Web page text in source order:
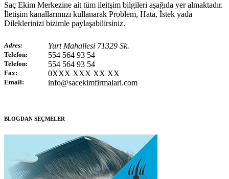
Saç Ekim Merkezine ait tüm ileitşim bilgileri aşağıda yer almaktadır.
İletişim kanallarımızı kullanarak Problem, Hata, İstek yada
Dileklerinizi bizimle paylaşabilirsiniz.
Adres: Yurt Mahallesi 71329 Sk.
Telefon: 554 564 93 54
Telefon: 554 564 93 54
Fax: 0XXX XXX XX XX
Email: info@sacekimfirmalari.com
BLOGDAN SEÇMELER